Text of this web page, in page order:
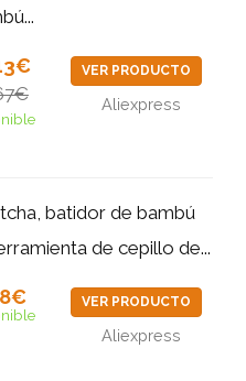
VER PRODUCTO
Aliexpress
batidor de bambú
de cepillo de...
VER PRODUCTO
Aliexpress